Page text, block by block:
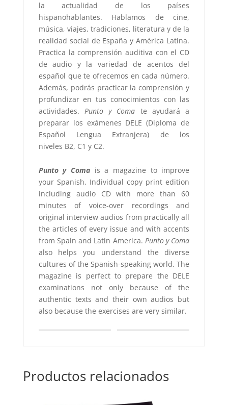
la actualidad de los países
hispanohablantes. Hablamos de cine,
música, viajes, tradiciones, literatura y de la
realidad social de España y América Latina.
Practica la comprensión auditiva con el CD
de audio y la variedad de acentos del
español que te ofrecemos en cada número.
Además, podrás practicar la comprensión y
profundizar en tus conocimientos con las
actividades.Punto y Coma te ayudará a
preparar los exámenes DELE (Diploma de
Español Lengua Extranjera) de los
niveles B2, C1 y C2.
Punto y Coma is a magazine to improve
your Spanish. Individual copy print edition
including audio CD with more than 60
minutes of voice-over recordings and
original interview audios from practically all
the articles of every issue and with accents
from Spain and Latin America. Punto y Coma
also helps you understand the diverse
cultures of the Spanish-speaking world. The
magazine is perfect to prepare the DELE
examinations not only because of the
authentic texts and their own audios but
also because the exercises are very similar.
Productos relacionados